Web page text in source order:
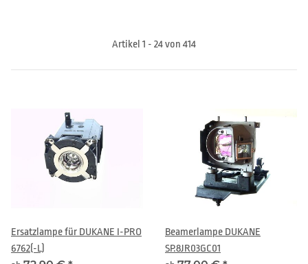
Artikel 1 - 24 von 414
Ersatzlampe für DUKANE I-PRO
6762(-L)
Beamerlampe DUKANE
SP.8JR03GC01